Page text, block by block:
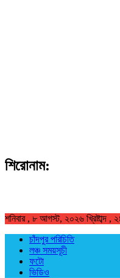
শিরোনাম:
শনিবার , ৮ আগস্ট, ২০২৬ খ্রিষ্টাব্দ ,
চাঁদপুর পরিচিতি
লঞ্চ সময়সূচী
ফটো
ভিডিও